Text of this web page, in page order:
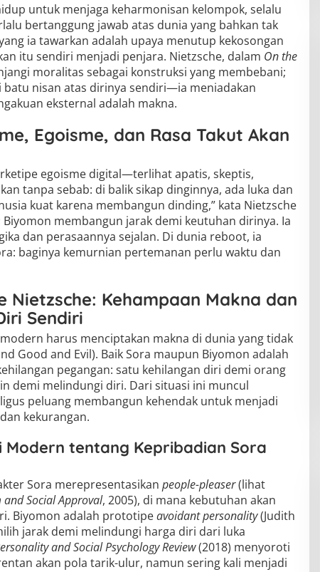
untuk menjaga keharmonisan kelompok, selalu
bertanggung jawab atas dunia yang bahkan tak
ia tawarkan adalah upaya menutup kekosongan
itu sendiri menjadi penjara. Nietzsche, dalam On the
moralitas sebagai konstruksi yang membebani;
batu nisan atas dirinya sendiri—ia meniadakan
eksternal adalah makna.
Egoisme, dan Rasa Takut Akan
egoisme digital—terlihat apatis, skeptis,
tanpa sebab: di balik sikap dinginnya, ada luka dan
kuat karena membangun dinding,” kata Nietzsche
Biyomon membangun jarak demi keutuhan dirinya. Ia
dan perasaannya sejalan. Di dunia reboot, ia
baginya kemurnian pertemanan perlu waktu dan
Nietzsche: Kehampaan Makna dan
Sendiri
harus menciptakan makna di dunia yang tidak
Good and Evil). Baik Sora maupun Biyomon adalah
pegangan: satu kehilangan diri demi orang
demi melindungi diri. Dari situasi ini muncul
peluang membangun kehendak untuk menjadi
kekurangan.
Modern tentang Kepribadian Sora
Sora merepresentasikan people-pleaser(lihat
and Social Approval, 2005), di mana kebutuhan akan
Biyomon adalah prototipeavoidant personality(Judith
jarak demi melindungi harga diri dari luka
and Social Psychology Review(2018) menyoroti
akan pola tarik-ulur, namun sering kali menjadi